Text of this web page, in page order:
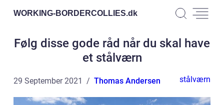
WORKING-BORDERCOLLIES.dk
Følg disse gode råd når du skal have
et stålværn
29 September 2021 Thomas Andersen stålværn